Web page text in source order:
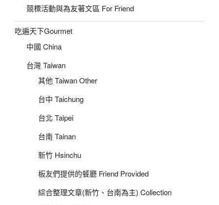
競標活動與為友著文區 For Friend
吃遍天下Gourmet
中國 China
台灣 Taiwan
其他 Taiwan Other
台中 Taichung
台北 Taipei
台南 Tainan
新竹 Hsinchu
板友們提供的餐廳 Friend Provided
綜合整理文章(新竹、台南為主) Collection